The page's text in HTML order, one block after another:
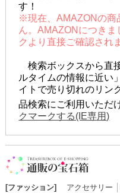
す！
※現在、AMAZONの商
ん。AMAZONにつき
クより直接ご確認され
検索ボックスから直
ルタイムの情報に近い
イトで売り切れのリン
品検索にご利用いただ
クマークする(IE専用)
[ファッション] アクセサリー